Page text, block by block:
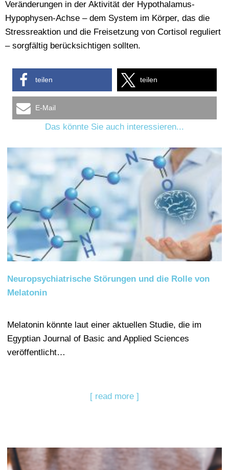
Veränderungen in der Aktivität der Hypothalamus-
Hypophysen-Achse – dem System im Körper, das die
Stressreaktion und die Freisetzung von Cortisol reguliert
– sorgfältig berücksichtigen sollten.
teilen teilen
E-Mail
Das könnte Sie auch interessieren...
Neuropsychiatrische Störungen und die Rolle von
Melatonin
Melatonin könnte laut einer aktuellen Studie, die im
Egyptian Journal of Basic and Applied Sciences
veröffentlicht…
[ read more ]